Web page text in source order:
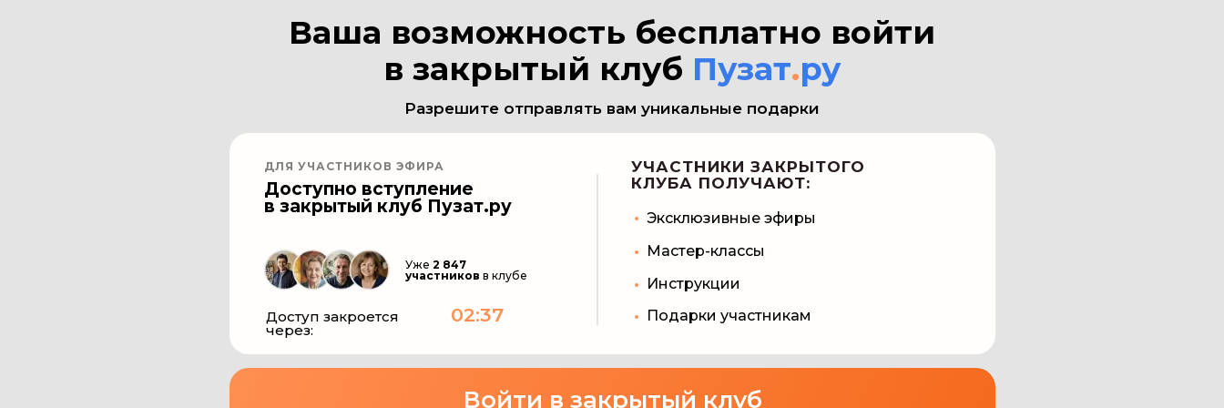
Ваша возможность бесплатно войти
в закрытый клуб Пузат.ру
Разрешите отправлять вам уникальные подарки
УЧАСТНИКИ ЗАКРЫТОГО
КЛУБА ПОЛУЧАЮТ:
ДЛЯ УЧАСТНИКОВ ЭФИРА
Доступ закроется
через:
Уже 2 847
участников в клубе
Доступно вступление
в закрытый клуб Пузат.ру
02:37 Подарки участникам
Инструкции
Мастер-классы
Эксклюзивные эфиры
Войти в закрытый клуб